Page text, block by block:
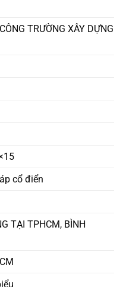
TRƯỜNG XÂY DỰNG
cổ điển
TẠI TPHCM, BÌNH